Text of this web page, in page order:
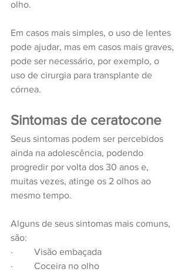
olho.
Em casos mais simples, o uso de lentes
pode ajudar, mas em casos mais graves,
pode ser necessário, por exemplo, o
uso de cirurgia para transplante de
córnea.
Sintomas de ceratocone
Seus sintomas podem ser percebidos
ainda na adolescência, podendo
progredir por volta dos 30 anos e,
muitas vezes, atinge os 2 olhos ao
mesmo tempo.
Alguns de seus sintomas mais comuns,
são:
·         Visão embaçada
·         Coceira no olho